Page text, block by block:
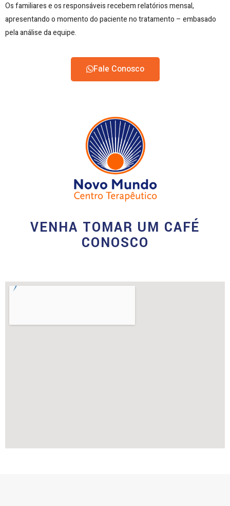
Os familiares e os responsáveis recebem relatórios mensal,
apresentando o momento do paciente no tratamento – embasado
pela análise da equipe.
Fale Conosco
VENHA TOMAR UM CAFÉ
CONOSCO